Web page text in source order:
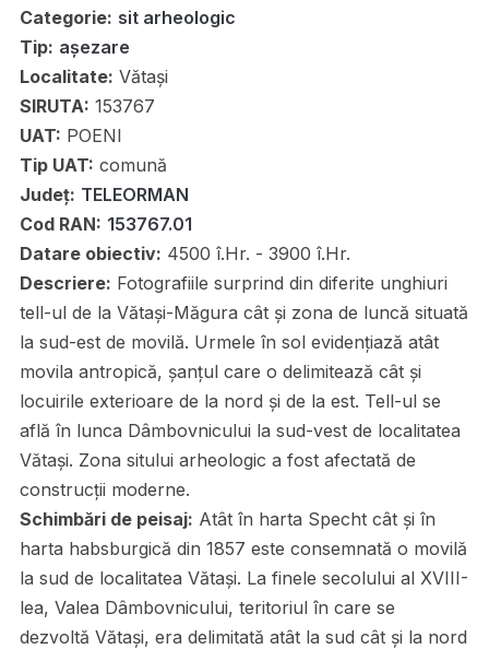
Categorie: sit arheologic
Tip: așezare
Localitate: Vătași
SIRUTA: 153767
UAT: POENI
Tip UAT: comună
Județ: TELEORMAN
Cod RAN: 153767.01
Datare obiectiv: 4500 î.Hr. - 3900 î.Hr.
Descriere: Fotografiile surprind din diferite unghiuri
tell-ul de la Vătași-Măgura cât și zona de luncă situată
la sud-est de movilă. Urmele în sol evidențiază atât
movila antropică, șanțul care o delimitează cât și
locuirile exterioare de la nord și de la est. Tell-ul se
află în lunca Dâmbovnicului la sud-vest de localitatea
Vătași. Zona sitului arheologic a fost afectată de
construcții moderne.
Schimbări de peisaj: Atât în harta Specht cât și în
harta habsburgică din 1857 este consemnată o movilă
la sud de localitatea Vătași. La finele secolului al XVIII-
lea, Valea Dâmbovnicului, teritoriul în care se
dezvoltă Vătași, era delimitată atât la sud cât și la nord